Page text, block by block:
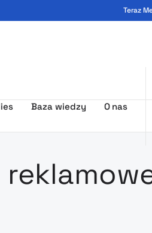
Teraz
Baza wiedzy O nas
z